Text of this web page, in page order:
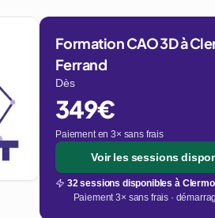
Formation CAO 3D à
Ferrand
Dès
349€
Paiement en 3× sans frais
Voir les sessions
32 sessions disponibles à
Paiement 3× sans frais ·